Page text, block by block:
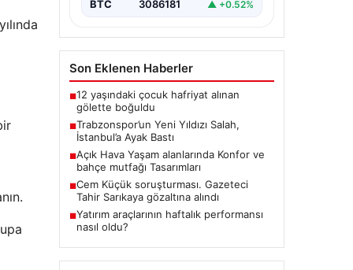
BTC 3086181 ▲ +0.52%
Son Eklenen Haberler
■12 yaşındaki çocuk hafriyat alınan
gölette boğuldu
■Trabzonspor’un Yeni Yıldızı Salah,
İstanbul’a Ayak Bastı
■Açık Hava Yaşam alanlarında Konfor ve
bahçe mutfağı Tasarımları
■Cem Küçük soruşturması. Gazeteci
Tahir Sarıkaya gözaltına alındı
■Yatırım araçlarının haftalık performansı
nasıl oldu?